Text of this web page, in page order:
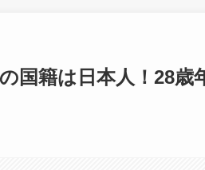
国籍は日本人！28歳